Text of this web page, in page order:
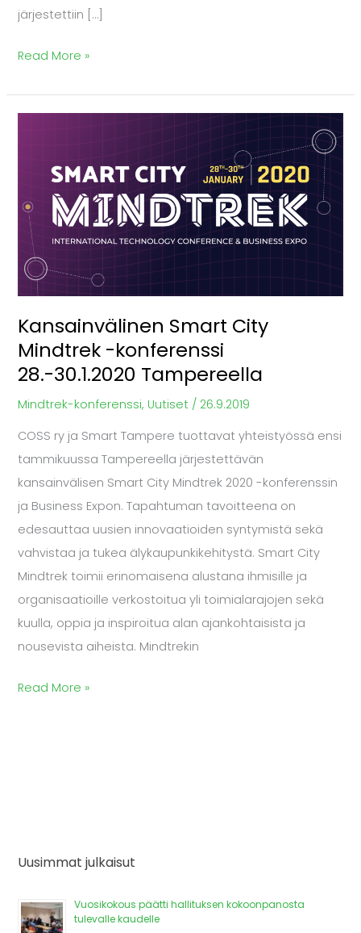
järjestettiin […]
Read More »
Kansainvälinen Smart City
Mindtrek -konferenssi
28.-30.1.2020 Tampereella
Mindtrek-konferenssi, Uutiset / 26.9.2019
COSS ry ja Smart Tampere tuottavat yhteistyössä ensi
tammikuussa Tampereella järjestettävän
kansainvälisen Smart City Mindtrek 2020 -konferenssin
ja Business Expon. Tapahtuman tavoitteena on
edesauttaa uusien innovaatioiden syntymistä sekä
vahvistaa ja tukea älykaupunkikehitystä. Smart City
Mindtrek toimii erinomaisena alustana ihmisille ja
organisaatioille verkostoitua yli toimialarajojen sekä
kuulla, oppia ja inspiroitua alan ajankohtaisista ja
nousevista aiheista. Mindtrekin
Mindtrek
konferenssi
28.-30.1.2020
Tampereella
Read More »
Uusimmat julkaisut
Vuosikokous päätti hallituksen kokoonpanosta
tulevalle kaudelle